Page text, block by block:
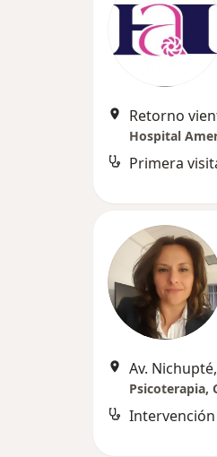
Retorno
Hospital
Av.
Psicoterapia,